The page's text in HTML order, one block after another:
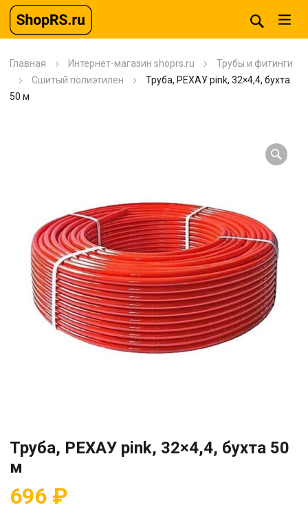
Главная Интернет-магазин shoprs.ru
Трубы и фитинги
Сшитый полиэтилен
Труба, РЕХАУ pink, 32×4,4, бухта
50 м
Труба, РЕХАУ pink, 32×4,4, бухта 50
м
696 ₽